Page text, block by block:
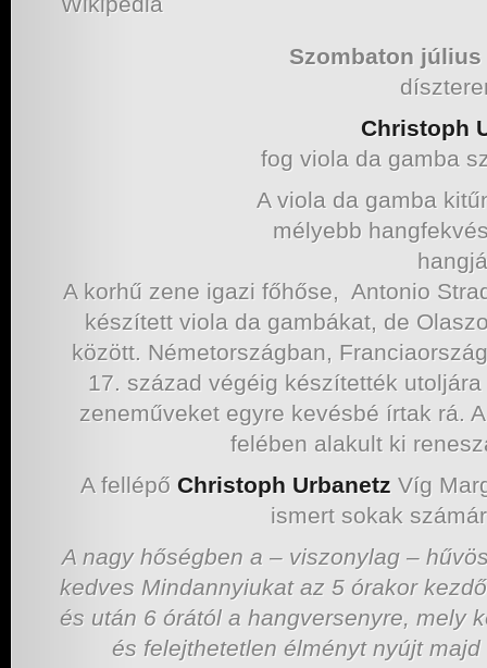
Szombaton július
Christoph
fog viola da gamba
A viola da gamba
mélyebb
A korhű zene igazi főhőse, Antonio
készített viola da gambákat, de
között. Németországban,
17. század végéig készítették
zeneműveket egyre kevésbé írtak rá.
felében alakult ki
A fellépő Christoph Urbanetz Víg
ismert sokak
A nagy hőségben a – viszonylag –
kedves Mindannyiukat az 5 órakor
és után 6 órától a hangversenyre, mely
és felejthetetlen élményt nyújt